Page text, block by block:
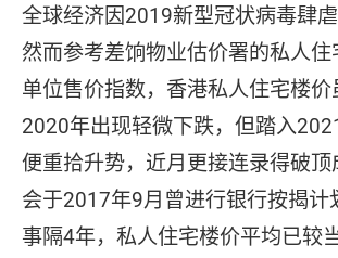
全球经济因2019新型冠状病毒肆虐
然而参考差饷物业估价署的私人
单位售价指数，香港私人住宅楼价
2020年出现轻微下跌，但踏入
便重拾升势，近月更接连录得破
会于2017年9月曾进行银行按揭计
事隔4年，私人住宅楼价平均已较